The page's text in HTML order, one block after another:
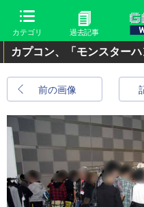
カテゴリ 過去記事
カプコン、「モンスターハ
前の画像